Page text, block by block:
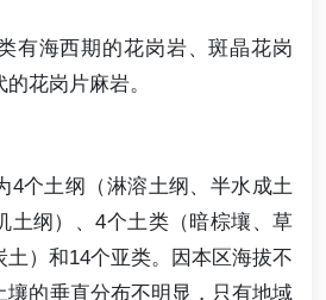
有海西期的花岗岩、斑晶花岗
花岗片麻岩。
4个土纲（淋溶土纲、半水成土
土纲）、4个土类（暗棕壤、草
）和14个亚类。因本区海拔不
壤的垂直分布不明显，只有地域